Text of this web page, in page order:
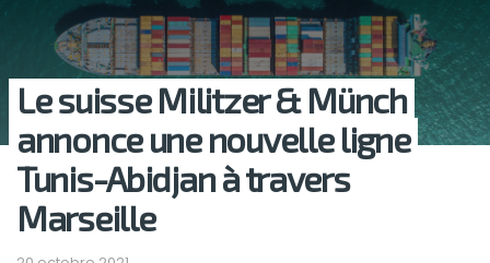
Le suisse Militzer & Münch
annonce une nouvelle ligne
Tunis-Abidjan à travers
Marseille